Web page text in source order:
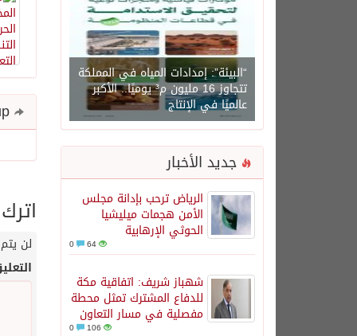
“البيئة”: إمدادات المياه في المملكة
تتجاوز 16 مليون م³ يوميًا.. الأكبر
عالميًا في الإنتاج
جديد الأخبار
الرياض ترحب بإدانة مجلس
الأمن هجمات ميليشيا
الحوثي الإرهابية
64
شهباز شريف: اتفاقية مكة
للدفاع المشترك تمثل محطة
مفصلية في مسار التعاون
106
لن